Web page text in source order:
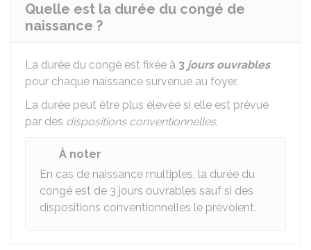
Quelle est la durée du congé de
naissance ?
La durée du congé est fixée à 3 jours ouvrables
pour chaque naissance survenue au foyer.
La durée peut être plus élevée si elle est prévue
par des dispositions conventionnelles.
À noter
En cas de naissance multiples, la durée du
congé est de 3 jours ouvrables sauf si des
dispositions conventionnelles le prévoient.